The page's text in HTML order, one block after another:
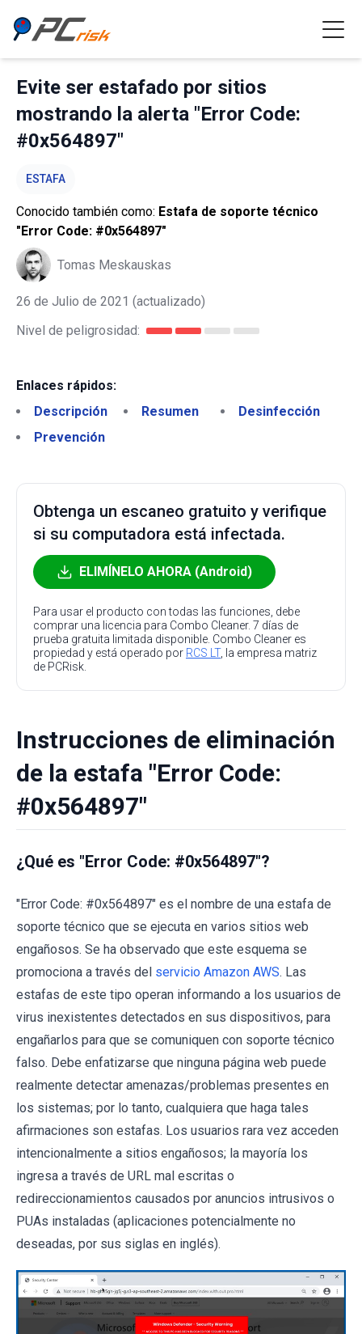
Evite ser estafado por sitios
mostrando la alerta "Error Code:
#0x564897"
ESTAFA
Conocido también como: Estafa de soporte técnico
"Error Code: #0x564897"
Tomas Meskauskas
26 de Julio de 2021 (actualizado)
Nivel de peligrosidad:
Enlaces rápidos:
Descripción
Resumen
Desinfección
Prevención
Obtenga un escaneo gratuito y verifique
si su computadora está infectada.
ELIMÍNELO AHORA (Android)
Para usar el producto con todas las funciones, debe
comprar una licencia para Combo Cleaner. 7 días de
prueba gratuita limitada disponible. Combo Cleaner es
propiedad y está operado por RCS LT, la empresa matriz
de PCRisk.
Instrucciones de eliminación
de la estafa "Error Code:
#0x564897"
¿Qué es "Error Code: #0x564897"?
"Error Code: #0x564897" es el nombre de una estafa de
soporte técnico que se ejecuta en varios sitios web
engañosos. Se ha observado que este esquema se
promociona a través del servicio Amazon AWS. Las
estafas de este tipo operan informando a los usuarios de
virus inexistentes detectados en sus dispositivos, para
engañarlos para que se comuniquen con soporte técnico
falso. Debe enfatizarse que ninguna página web puede
realmente detectar amenazas/problemas presentes en
los sistemas; por lo tanto, cualquiera que haga tales
afirmaciones son estafas. Los usuarios rara vez acceden
intencionalmente a sitios engañosos; la mayoría los
ingresa a través de URL mal escritas o
redireccionamientos causados ​​por anuncios intrusivos o
PUAs instaladas (aplicaciones potencialmente no
deseadas, por sus siglas en inglés).